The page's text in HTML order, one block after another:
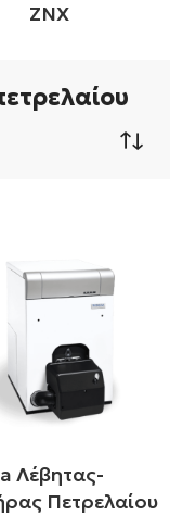
ΖΝΧ
Λέβητας-
Πετρελαίου